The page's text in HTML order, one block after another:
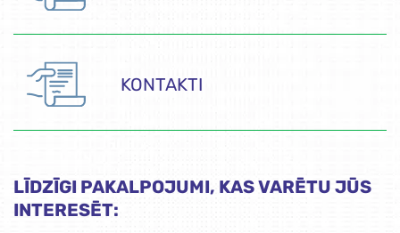
KONTAKTI
LĪDZĪGI PAKALPOJUMI, KAS VARĒTU JŪS
INTERESĒT: